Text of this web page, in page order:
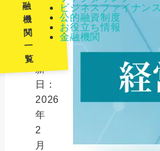
ビジネスファイナンス
公的融資制度
お役立ち情報
金融機関
融
機
関
一
覧
新
日：
2026
年
2
月